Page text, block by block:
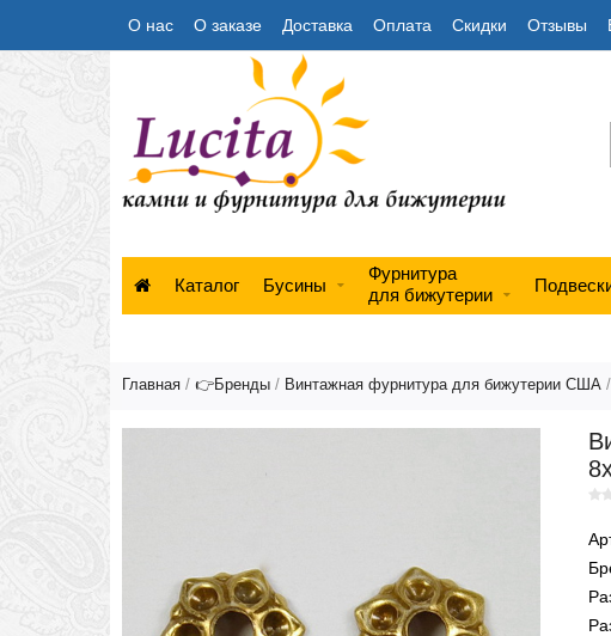
О нас О заказе Доставка Оплата Скидки Отзывы
Каталог Бусины
Фурнитура
для бижутерии
Главная / 👉Бренды / Винтажная фурнитура для бижутерии США /